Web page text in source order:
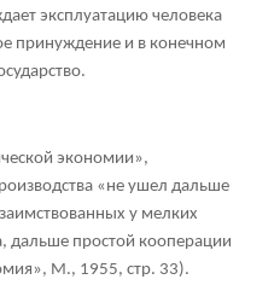
эксплуатацию человека
принуждение и в конечном
экономии»,
«не ушел дальше
у мелких
дальше простой кооперации
М., 1955, стр. 33).